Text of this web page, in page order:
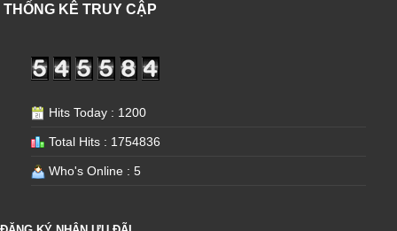
THỐNG KÊ TRUY CẬP
Hits Today : 1200
Total Hits : 1754836
Who's Online : 5